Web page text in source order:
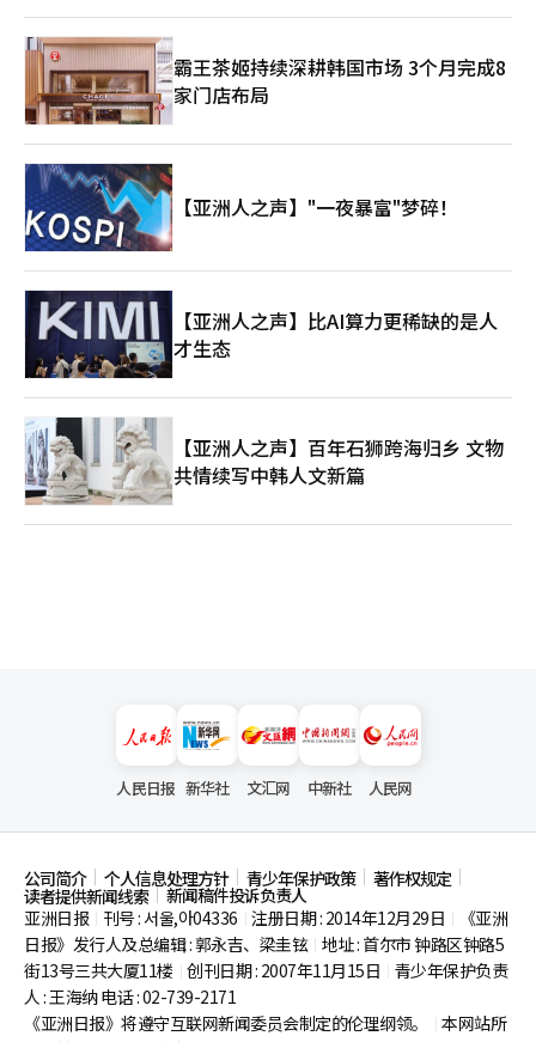
霸王茶姬持续深耕韩国市场 3个月完成8
家门店布局
【亚洲人之声】"一夜暴富"梦碎！
【亚洲人之声】比AI算力更稀缺的是人
才生态
【亚洲人之声】百年石狮跨海归乡 文物
共情续写中韩人文新篇
人民日报 新华社 文汇网 中新社 人民网
公司简介 个人信息处理方针 青少年保护政策 著作权规定
读者提供新闻线索
新闻稿件投诉负责人
亚洲日报
刊号 : 서울,아04336 注册日期 : 2014年12月29日
《亚洲
日报》发行人及总编辑 : 郭永吉、梁圭铉 地址 : 首尔市钟路区钟路5
街13号三共大厦11楼 创刊日期 : 2007年11月15日
青少年保护负责
人 : 王海纳 电话 : 02-739-2171
《亚洲日报》将遵守互联网新闻委员会制定的伦理纲领。
本网站所